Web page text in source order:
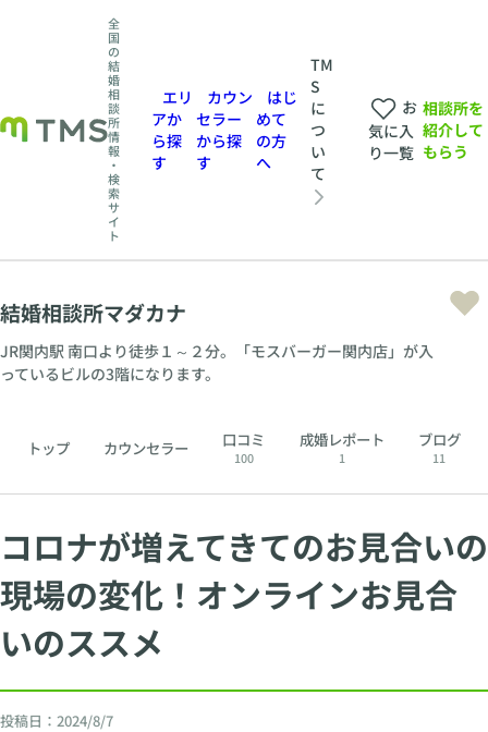
全
国
の
結
婚
相
談
所
情
報
・
検
索
サ
イ
ト
エリ
アか
ら探
す
カウン
セラー
から探
す
はじ
めて
の方
へ
TM
S
に
つ
い
て
お
気に入
り一覧
相談所を
紹介して
もらう
結婚相談所マダカナ
JR関内駅 南口より徒歩１～２分。「モスバーガー関内店」が入
っているビルの3階になります。
トップ カウンセラー 口コミ
100
成婚レポート
1
ブログ
11
コロナが増えてきてのお見合いの
現場の変化！オンラインお見合
いのススメ
投稿日： 2024/8/7